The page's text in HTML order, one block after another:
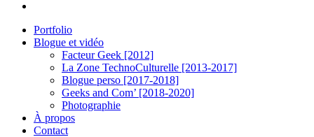
Portfolio
Blogue et vidéo
Facteur Geek [2012]
La Zone TechnoCulturelle [2013-2017]
Blogue perso [2017-2018]
Geeks and Com’ [2018-2020]
Photographie
À propos
Contact